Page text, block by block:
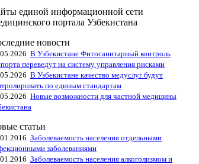
единой информационной сети
портала Узбекистана
новости
В Узбекистане Фитосанитарный контроль
переведут на систему управления рисками
В Узбекистане качество медуслуг будут
по единым стандартам
Новые возможности для частной медицины
статьи
Заболеваемость населения отдельными
заболеваниями
Заболеваемость населения алкоголизмом и